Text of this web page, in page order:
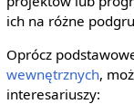
ich na różne
Oprócz
wewnętrznych,
interesariuszy: